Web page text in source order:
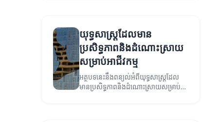
យុទ្ធសាស្ត្រដែលមាន
ប្រសិទ្ធភាពនិងដំណោះស្រាយ
សម្រាប់អាជីវកម្ម
អត្ថបទនេះនឹងពន្យល់អំពីយុទ្ធសាស្ត្រដែល
មានប្រសិទ្ធភាពនិងដំណោះស្រាយសម្រាប់